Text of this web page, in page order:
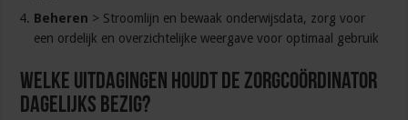
Beheren > Stroomlijn en bewaak onderwijsdata, zorg voor
een ordelijk en overzichtelijke weergave voor optimaal gebruik
Welke uitdagingen houdt de zorgcoördinator
dagelijks bezig?